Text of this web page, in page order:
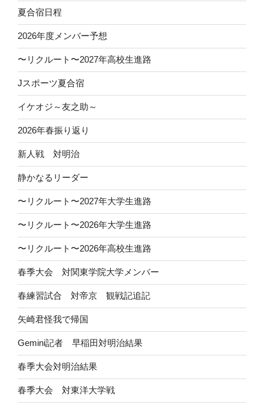
夏合宿日程
2026年度メンバー予想
〜リクルート〜2027年高校生進路
Jスポーツ夏合宿
イケオジ～友之助～
2026年春振り返り
新人戦 対明治
静かなるリーダー
〜リクルート〜2027年大学生進路
〜リクルート〜2026年大学生進路
〜リクルート〜2026年高校生進路
春季大会 対関東学院大学メンバー
春練習試合 対帝京 観戦記追記
矢崎君怪我で帰国
Gemini記者 早稲田対明治結果
春季大会対明治結果
春季大会 対東洋大学戦